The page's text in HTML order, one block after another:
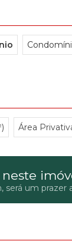
Área
será um prazer